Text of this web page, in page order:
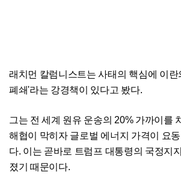
래치먼 칼럼니스트는 사태의 핵심에 이란
폐쇄'라는 강경책이 있다고 봤다.
그는 전 세계 원유 운송의 20% 가까이를
해협이 막히자 글로벌 에너지 가격이 요
다. 이는 곧바로 트럼프 대통령의 국정지
졌기 때문이다.